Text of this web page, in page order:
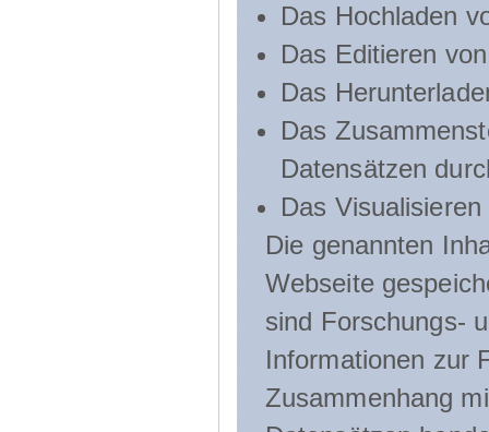
Das Hochladen
Das Editieren
Das
Das
Datensätzen
Das
Die genannten
Webseite
sind Forschungs-
Informationen zur
Zusammenhang